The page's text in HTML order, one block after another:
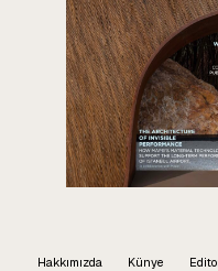
Hakkımızda Künye